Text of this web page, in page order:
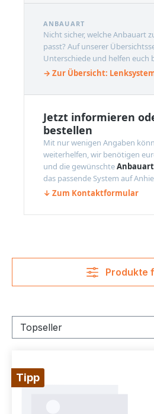
ANBAUART
Nicht sicher, welche Anbauart
passt? Auf unserer
Unterschiede und helfen euch
→ Zur Übersicht:
Jetzt informieren
bestellen
Mit nur wenigen Angaben
weiterhelfen, wir benötigen
und die gewünschteAnbauart
das passende System auf
↓ Zum Kontaktformular
Produkte
Tipp